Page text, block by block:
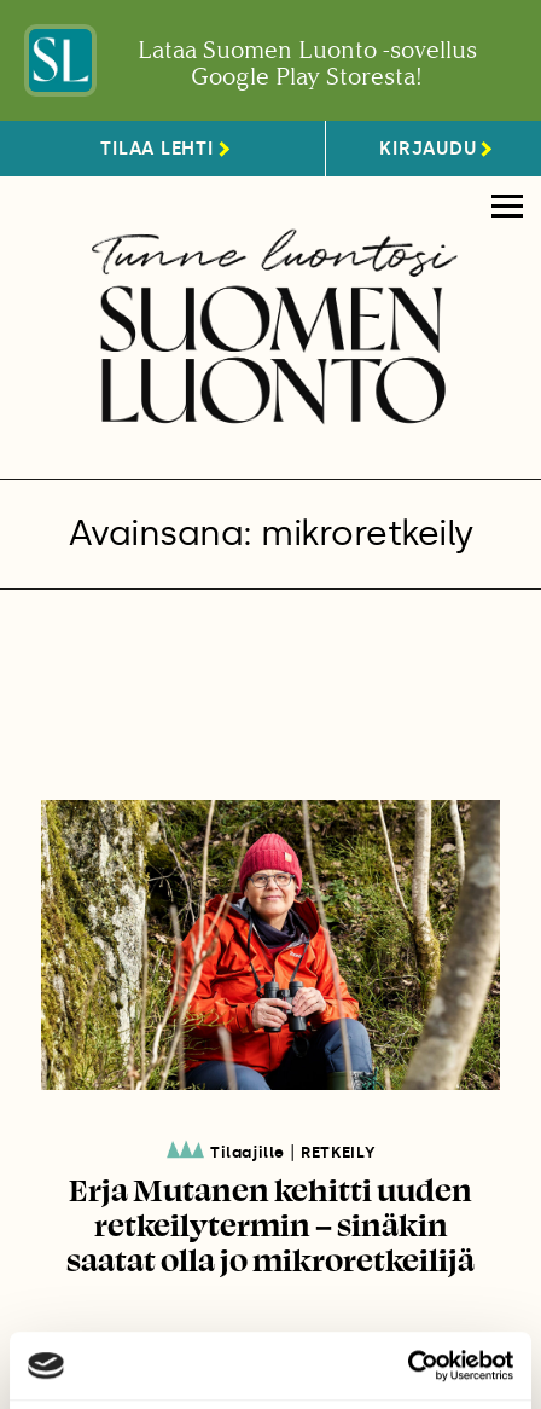
Lataa Suomen Luonto -sovellus
Google Play Storesta!
TILAA LEHTI KIRJAUDU
Avainsana: mikroretkeily
Tilaajille RETKEILY
Erja Mutanen kehitti uuden
retkeilytermin – sinäkin
saatat olla jo mikroretkeilijä